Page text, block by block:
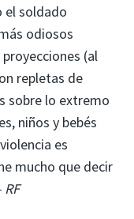
el soldado
odiosos
(al
repletas de
sobre lo extremo
niños y bebés
es
mucho que decir
RF